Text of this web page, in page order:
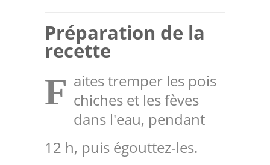
Préparation de la
recette
F aites tremper les pois
chiches et les fèves
dans l'eau, pendant
12 h, puis égouttez-les.